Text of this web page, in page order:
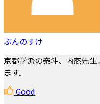
ぶんのすけ
京都学派の泰斗、内藤先
ます。
Good